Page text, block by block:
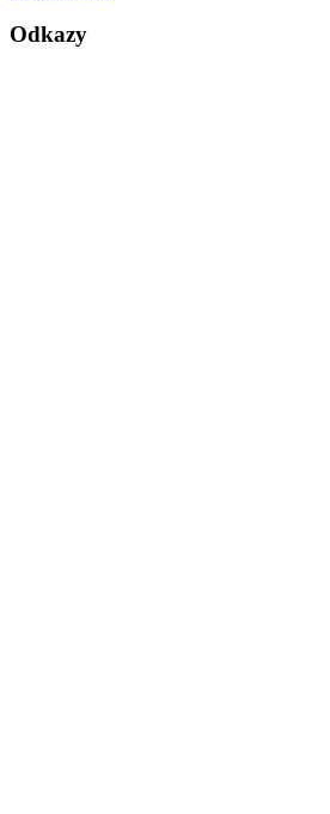
Odkazy